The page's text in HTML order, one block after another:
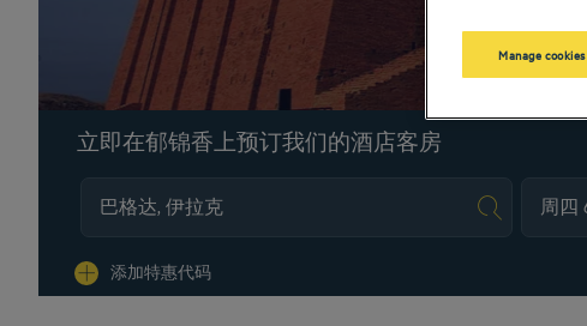
立即在郁锦香上预订我们的酒店客房
添加特惠代码
Manage cookies